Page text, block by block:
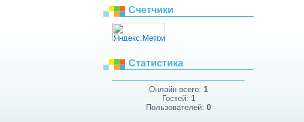
Счетчики
Статистика
Онлайн всего: 1
Гостей: 1
Пользователей: 0